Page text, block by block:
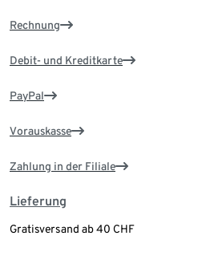
Rechnung
Debit- und Kreditkarte
PayPal
Vorauskasse
Zahlung in der Filiale
Lieferung
Gratisversand ab 40 CHF